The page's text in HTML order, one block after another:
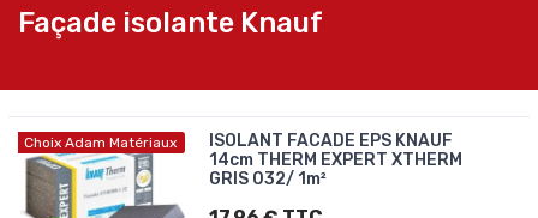
Façade isolante Knauf
Choix Adam Matériaux
ISOLANT FACADE EPS KNAUF
14cm THERM EXPERT XTHERM
GRIS 032/ 1m²